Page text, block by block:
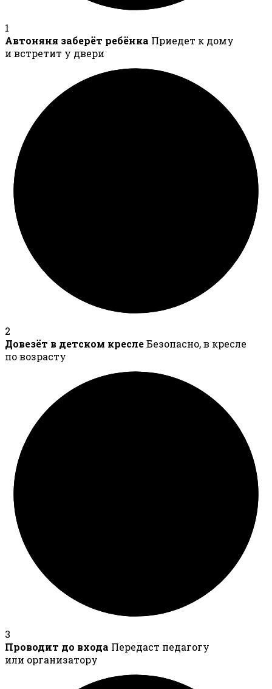
1
Автоняня заберёт ребёнка Приедет к дому
и встретит у двери
2
Довезёт в детском креслеБезопасно, в кресле
по возрасту
3
Проводит до входа Передаст педагогу
или организатору